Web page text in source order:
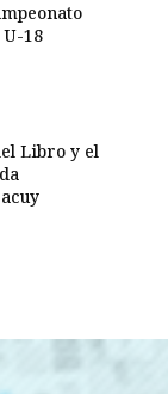
18
Libro y el